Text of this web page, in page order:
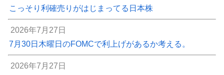
こっそり利確売りがはじまってる日本株
2026年7月27日
7月30日木曜日のFOMCで利上げがあるか考える。
2026年7月27日